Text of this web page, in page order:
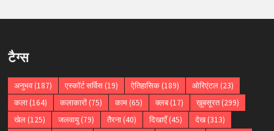
टैग्स
अनुभव(187) एस्कॉर्ट सर्विस(19) ऐतिहासिक(189) ओरिएंटल(23)
कला(164) कलाकारों(75) काम(65) क्लब(17) ख़ूबसूरत(299)
खेल(125) जलवायु(79) तैरना(40) दिखाएँ(45) देख(313)